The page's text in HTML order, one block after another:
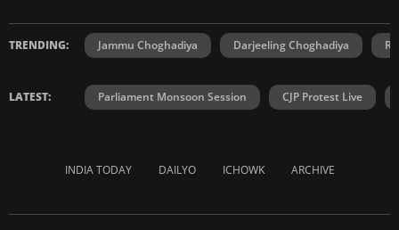
TRENDING: Jammu Choghadiya Darjeeling Choghadiya
LATEST: Parliament Monsoon Session CJP Protest Live
INDIA TODAY DAILYO ICHOWK ARCHIVE